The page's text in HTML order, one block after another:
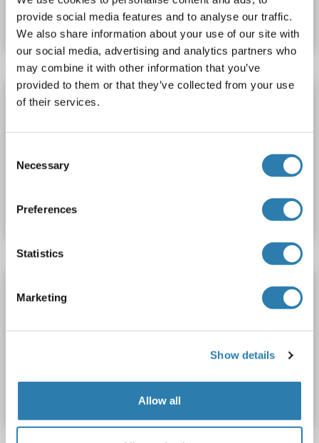
provide social media features and to analyse our traffic.
We also share information about your use of our site with
our social media, advertising and analytics partners who
may combine it with other information that you’ve
provided to them or that they’ve collected from your use
of their services.
Selection
Necessary
Preferences
Statistics
Marketing
Show details
Allow all
Fiche technique Détails
OR10G3 Kit ELISA
Fiche technique
Reactivité: Boeuf (Vache)
Cell Culture Supernatant, Plasma, Serum, Tissue Homogenate